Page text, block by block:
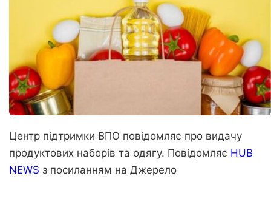
Центр підтримки ВПО повідомляє про видачу
продуктових наборів та одягу. Повідомляє HUB
NEWS з посиланням на Джерело